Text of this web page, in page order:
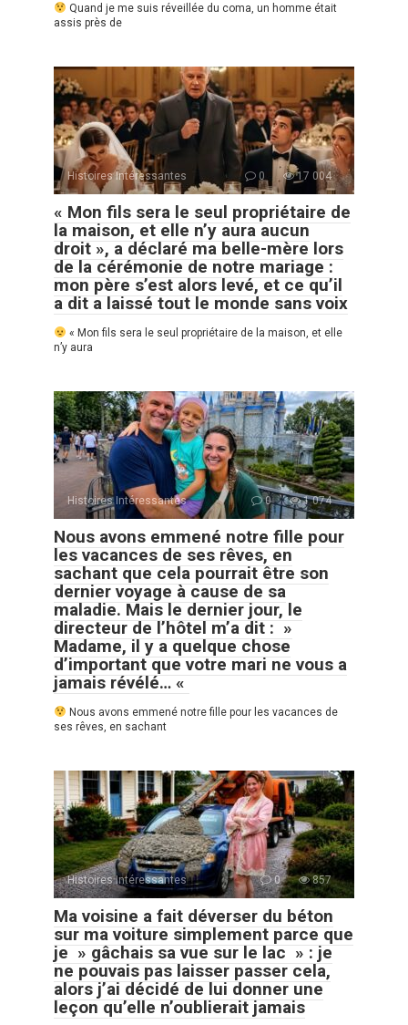
Quand je me suis réveillée du coma, un homme était
assis près de
Histoires Intéressantes 0 17 004
« Mon fils sera le seul propriétaire de
la maison, et elle n’y aura aucun
droit », a déclaré ma belle-mère lors
de la cérémonie de notre mariage :
mon père s’est alors levé, et ce qu’il
a dit a laissé tout le monde sans voix
« Mon fils sera le seul propriétaire de la maison, et elle
n’y aura
Histoires Intéressantes 0 1 074
Nous avons emmené notre fille pour
les vacances de ses rêves, en
sachant que cela pourrait être son
dernier voyage à cause de sa
maladie. Mais le dernier jour, le
directeur de l’hôtel m’a dit : »
Madame, il y a quelque chose
d’important que votre mari ne vous a
jamais révélé… «
Nous avons emmené notre fille pour les vacances de
ses rêves, en sachant
Histoires Intéressantes 0 857
Ma voisine a fait déverser du béton
sur ma voiture simplement parce que
je » gâchais sa vue sur le lac » : je
ne pouvais pas laisser passer cela,
alors j’ai décidé de lui donner une
leçon qu’elle n’oublierait jamais